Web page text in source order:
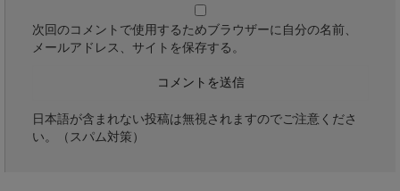
次回のコメントで使用するためブラウザーに自分の名前、
メールアドレス、サイトを保存する。
日本語が含まれない投稿は無視されますのでご注意くださ
い。（スパム対策）